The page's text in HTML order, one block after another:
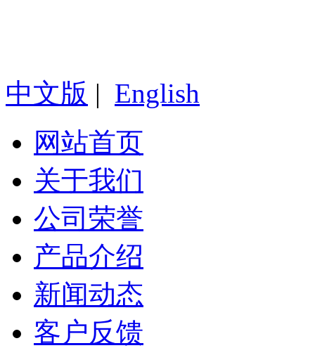
中文版 | English
网站首页
关于我们
公司荣誉
产品介绍
新闻动态
客户反馈